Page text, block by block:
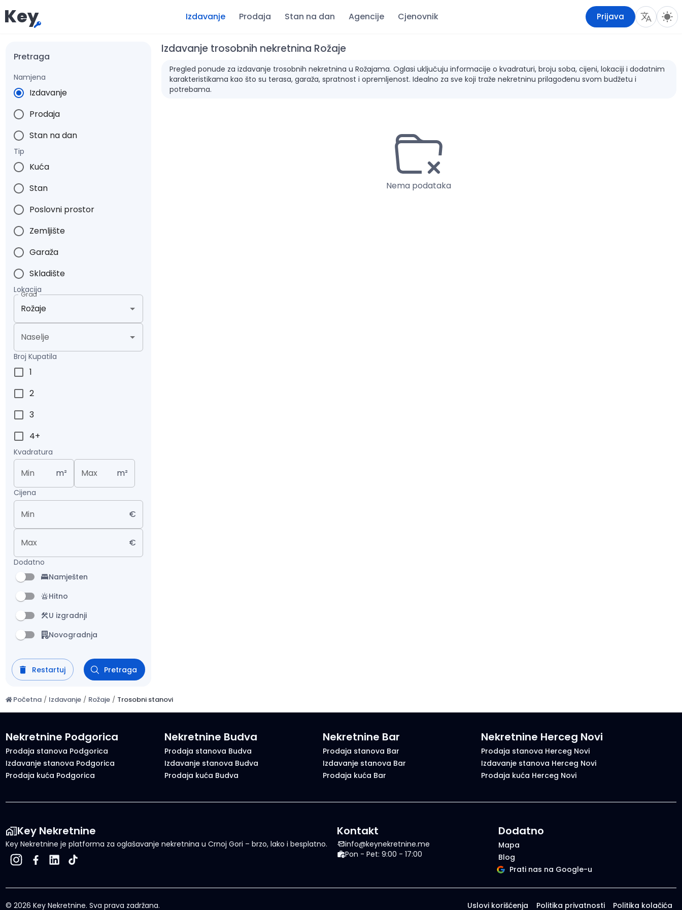
Key Izdavanje Prodaja Stan na dan Agencije Cjenovnik Prijava
Pretraga
Namjena
Izdavanje
Prodaja
Stan na dan
Tip
Kuća
Stan
Poslovni prostor
Zemljište
Garaža
Skladište
Lokacija
Grad
Naselje
Broj Kupatila
1
2
3
4+
Kvadratura
Min m² Max m²
Cijena
Min €
Max €
Dodatno
Namješten
Hitno
U izgradnji
Novogradnja
Restartuj Pretraga
Izdavanje trosobnih nekretnina Rožaje
Pregled ponude za izdavanje trosobnih nekretnina u Rožajama. Oglasi uključuju informacije o kvadraturi, broju soba, cijeni, lokaciji i dodatnim
karakteristikama kao što su terasa, garaža, spratnost i opremljenost. Idealno za sve koji traže nekretninu prilagođenu svom budžetu i
potrebama.
Nema podataka
Početna / Izdavanje / Rožaje / Trosobni stanovi
Nekretnine Podgorica
Prodaja stanova Podgorica
Izdavanje stanova Podgorica
Prodaja kuća Podgorica
Nekretnine Budva
Prodaja stanova Budva
Izdavanje stanova Budva
Prodaja kuća Budva
Nekretnine Bar
Prodaja stanova Bar
Izdavanje stanova Bar
Prodaja kuća Bar
Nekretnine Herceg Novi
Prodaja stanova Herceg Novi
Izdavanje stanova Herceg Novi
Prodaja kuća Herceg Novi
Key Nekretnine
Key Nekretnine je platforma za oglašavanje nekretnina u Crnoj Gori – brzo, lako i besplatno.
Kontakt
info@keynekretnine.me
Pon - Pet: 9:00 - 17:00
Dodatno
Mapa
Blog
Prati nas na Google-u
©2026 Key Nekretnine.Sva prava zadržana. Uslovi korišćenja Politika privatnosti Politika kolačića